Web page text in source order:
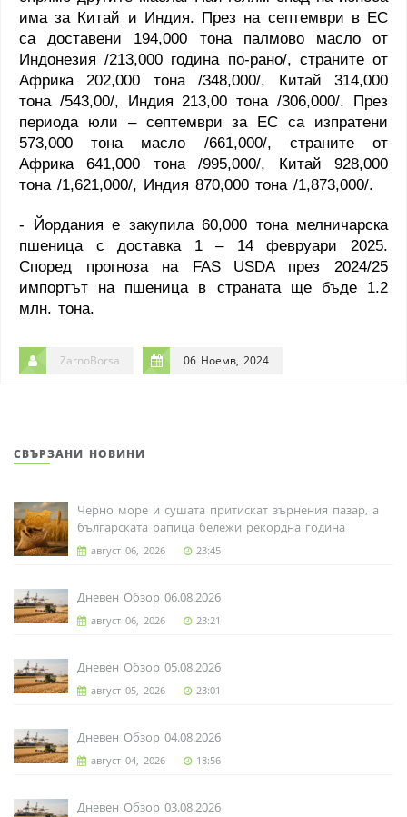
има за Китай и Индия. През на септември в ЕС
са доставени 194,000 тона палмово масло от
Индонезия /213,000 година по-рано/, страните от
Африка 202,000 тона /348,000/, Китай 314,000
тона /543,00/, Индия 213,00 тона /306,000/. През
периода юли – септември за ЕС са изпратени
573,000 тона масло /661,000/, страните от
Африка 641,000 тона /995,000/, Китай 928,000
тона /1,621,000/, Индия 870,000 тона /1,873,000/.
- Йордания е закупила 60,000 тона мелничарска
пшеница с доставка 1 – 14 февруари 2025.
Според прогноза на FAS USDAпрез 2024/25
импортът на пшеница в страната ще бъде 1.2
млн. тона.
ZarnoBorsa 06 Ноемв, 2024
СВЪРЗАНИ НОВИНИ
Черно море и сушата притискат зърнения пазар, а
българската рапица бележи рекордна година
август 06, 2026 23:45
Дневен Обзор 06.08.2026
август 06, 2026 23:21
Дневен Обзор 05.08.2026
август 05, 2026 23:01
Дневен Обзор 04.08.2026
август 04, 2026 18:56
Дневен Обзор 03.08.2026